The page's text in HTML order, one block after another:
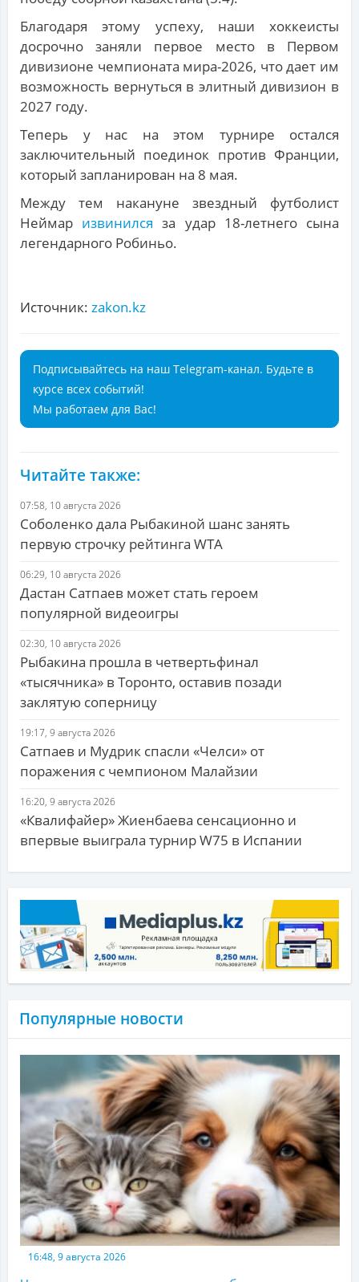
Благодаря этому успеху, наши хоккеисты
досрочно заняли первое место в Первом
дивизионе чемпионата мира-2026, что дает им
возможность вернуться в элитный дивизион в
2027 году.
Теперь у нас на этом турнире остался
заключительный поединок против Франции,
который запланирован на 8 мая.
Между тем накануне звездный футболист
Неймар извинился за удар 18-летнего сына
легендарного Робиньо.
Источник: zakon.kz
Подписывайтесь на наш Telegram-канал. Будьте в
курсе всех событий!
Мы работаем для Вас!
Читайте также:
07:58, 10 августа 2026
Соболенко дала Рыбакиной шанс занять
первую строчку рейтинга WTA
06:29, 10 августа 2026
Дастан Сатпаев может стать героем
популярной видеоигры
02:30, 10 августа 2026
Рыбакина прошла в четвертьфинал
«тысячника» в Торонто, оставив позади
заклятую соперницу
19:17, 9 августа 2026
Сатпаев и Мудрик спасли «Челси» от
поражения с чемпионом Малайзии
16:20, 9 августа 2026
«Квалифайер» Жиенбаева сенсационно и
впервые выиграла турнир W75 в Испании
Популярные новости
16:48, 9 августа 2026